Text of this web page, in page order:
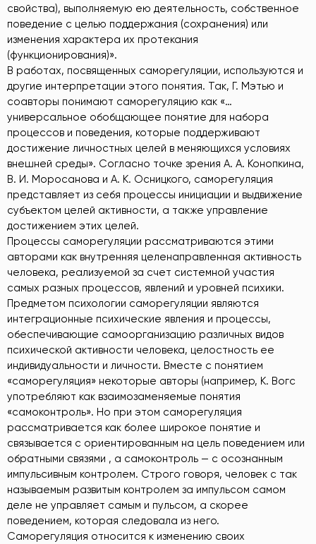
свойства), выполняемую ею деятельность, собственное
поведение с целью поддержания (сохранения) или
изменения характера их протекания
(функционирования)».
В работах, посвященных саморегуляции, используются и
другие интерпретации этого понятия. Так, Г. Мэтью и
соавторы понимают саморегуляцию как «…
универсальное обобщающее понятие для набора
процессов и поведения, которые поддерживают
достижение личностных целей в меняющихся условиях
внешней среды». Согласно точке зрения А. А. Конопкина,
В. И. Моросанова и А. К. Осницкого, саморегуляция
представляет из себя процессы инициации и выдвижение
субъектом целей активности, а также управление
достижением этих целей.
Процессы саморегуляции рассматриваются этими
авторами как внутренняя целенаправленная активность
человека, реализуемой за счет системной участия
самых разных процессов, явлений и уровней психики.
Предметом психологии саморегуляции являются
интеграционные психические явления и процессы,
обеспечивающие самоорганизацию различных видов
психической активности человека, целостность ее
индивидуальности и личности. Вместе с понятием
«саморегуляция» некоторые авторы (например, К. Вогс
употребляют как взаимозаменяемые понятия
«самоконтроль». Но при этом саморегуляция
рассматривается как более широкое понятие и
связывается с ориентированным на цель поведением или
обратными связями , а самоконтроль — с осознанным
импульсивным контролем. Строго говоря, человек с так
называемым развитым контролем за импульсом самом
деле не управляет самым и пульсом, а скорее
поведением, которая следовала из него.
Саморегуляция относится к изменению своих